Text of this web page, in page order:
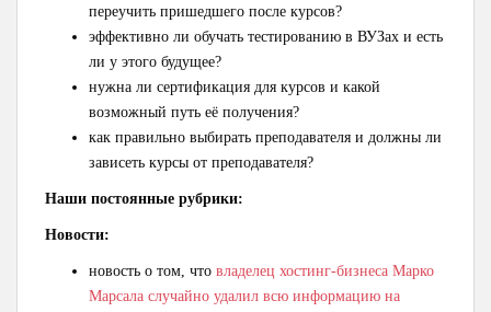
переучить пришедшего после курсов?
эффективно ли обучать тестированию в ВУЗах и есть
ли у этого будущее?
нужна ли сертификация для курсов и какой
возможный путь её получения?
как правильно выбирать преподавателя и должны ли
зависеть курсы от преподавателя?
Наши постоянные рубрики:
Новости:
новость о том, что владелец хостинг-бизнеса Марко
Марсала случайно удалил всю информацию на